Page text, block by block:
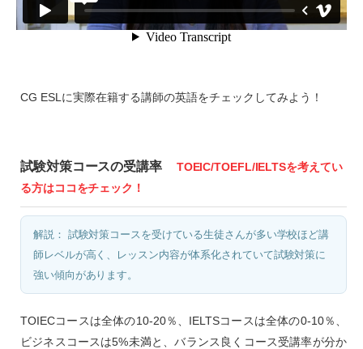
CG ESLに実際在籍する講師の英語をチェックしてみよう！
試験対策コースの受講率
TOEIC/TOEFL/IELTSを考えてい
る方はココをチェック！
解説： 試験対策コースを受けている生徒さんが多い学校ほど講
師レベルが高く、レッスン内容が体系化されていて試験対策に
強い傾向があります。
TOIECコースは全体の10-20％、IELTSコースは全体の0-10％、
ビジネスコースは5%未満と、バランス良くコース受講率が分か